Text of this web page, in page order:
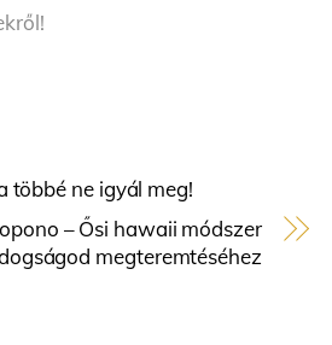
többé ne igyál meg!
– Ősi hawaii módszer
megteremtéséhez